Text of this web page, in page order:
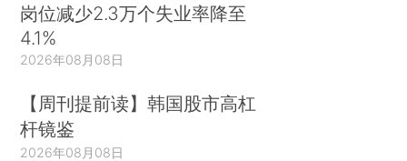
岗位减少2.3万个失业率降至
4.1%
2026年08月08日
【周刊提前读】韩国股市高杠
杆镜鉴
2026年08月08日